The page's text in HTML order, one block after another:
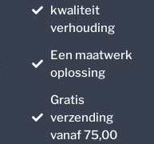
kwaliteit
verhouding
Een maatwerk
oplossing
Gratis
verzending
vanaf 75,00